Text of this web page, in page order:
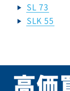
SL 73
SLK 55